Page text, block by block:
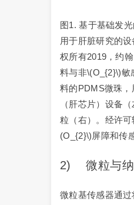
图1. 基于基础发
用于肝脏研究的
权所有2019，约
料与非\(O_{2}\)敏
料的PDMS微珠，
（肝芯片）设备
粒（右）。经许
(O_{2}\)屏障和传
2) 微粒与纳
微粒基传感器通